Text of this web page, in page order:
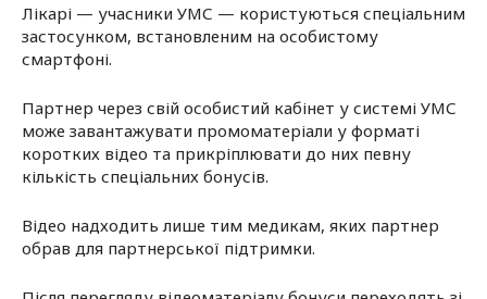
Лікарі — учасники УМС — користуються спеціальним
застосунком, встановленим на особистому
смартфоні.
Партнер через свій особистий кабінет у системі УМС
може завантажувати промоматеріали у форматі
коротких відео та прикріплювати до них певну
кількість спеціальних бонусів.
Відео надходить лише тим медикам, яких партнер
обрав для партнерської підтримки.